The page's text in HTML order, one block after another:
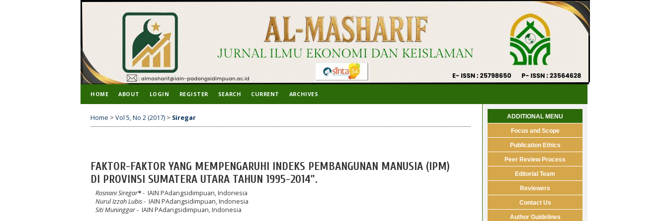
ADDITIONAL MENU
Focus and Scope
Publication Ethics
Peer Review Process
Editorial Team
Reviewers
Contact Us
Author Guidelines
HOME ABOUT LOGIN REGISTER SEARCH CURRENT ARCHIVES
Home > Vol 5, No 2 (2017) > Siregar
FAKTOR-FAKTOR YANG MEMPENGARUHI INDEKS PEMBANGUNAN MANUSIA (IPM)
DI PROVINSI SUMATERA UTARA TAHUN 1995-2014”.
Rosnani Siregar*- IAIN PAdangsidimpuan, Indonesia
Nurul Izzah Lubis- IAIN PAdangsidimpuan, Indonesia
Siti Muninggar- IAIN PAdangsidimpuan, Indonesia